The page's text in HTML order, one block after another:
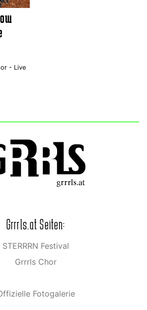
- Live
Grrrls.at Seiten:
STERRRN Festival
Grrrls Chor
Fotogalerie